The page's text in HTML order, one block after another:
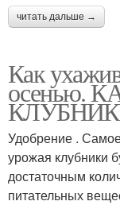
читать дальше →
Как
осенью.
Удобрение .
урожая клубники
достаточным
питательных